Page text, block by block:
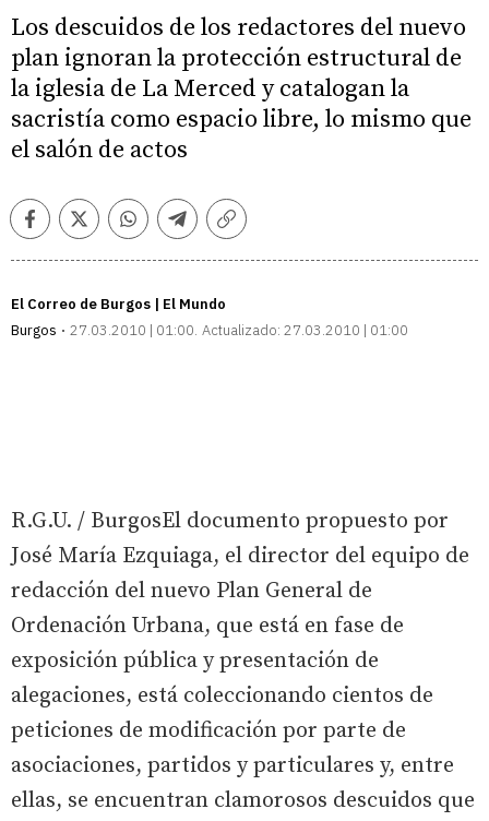
Los descuidos de los redactores del nuevo
plan ignoran la protección estructural de
la iglesia de La Merced y catalogan la
sacristía como espacio libre, lo mismo que
el salón de actos
FacebookTwitterWhatsappTelegramCopiar
El Correo de Burgos | El Mundo
Burgos
27.03.2010 | 01:00 Actualizado: 27.03.2010 | 01:00
R.G.U. / BurgosEl documento propuesto por
José María Ezquiaga, el director del equipo de
redacción del nuevo Plan General de
Ordenación Urbana, que está en fase de
exposición pública y presentación de
alegaciones, está coleccionando cientos de
peticiones de modificación por parte de
asociaciones, partidos y particulares y, entre
ellas, se encuentran clamorosos descuidos que